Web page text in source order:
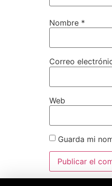
Nombre *
Correo
Web
Guarda mi